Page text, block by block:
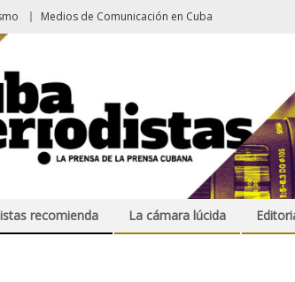
Medios de Comunicación en Cuba
recomienda La cámara lúcida